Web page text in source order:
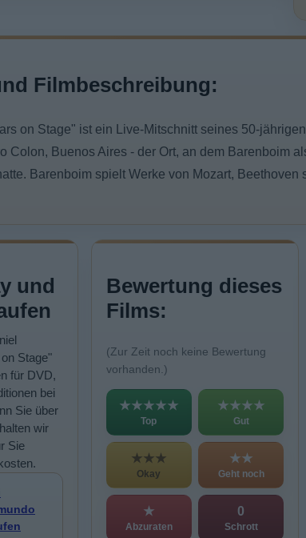
Filmbeschreibung:
on Stage" ist ein Live-Mitschnitt seines 50-
Colon, Buenos Aires - der Ort, an dem Barenboim
Barenboim spielt Werke von Mozart,
und
Stage"
für DVD,
bei
Sie über
wir
Sie
Bewertung dieses
Films:
(Zur Zeit noch keine Bewertung
vorhanden.)
★★★★★
Top
★★★★
Gut
★★★
Okay
★★
Geht noch
★
Abzuraten
0
Schrott